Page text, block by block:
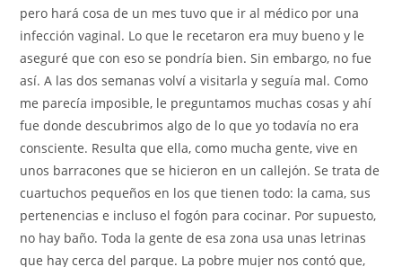
pero hará cosa de un mes tuvo que ir al médico por una
infección vaginal. Lo que le recetaron era muy bueno y le
aseguré que con eso se pondría bien. Sin embargo, no fue
así. A las dos semanas volví a visitarla y seguía mal. Como
me parecía imposible, le preguntamos muchas cosas y ahí
fue donde descubrimos algo de lo que yo todavía no era
consciente. Resulta que ella, como mucha gente, vive en
unos barracones que se hicieron en un callejón. Se trata de
cuartuchos pequeños en los que tienen todo: la cama, sus
pertenencias e incluso el fogón para cocinar. Por supuesto,
no hay baño. Toda la gente de esa zona usa unas letrinas
que hay cerca del parque. La pobre mujer nos contó que,